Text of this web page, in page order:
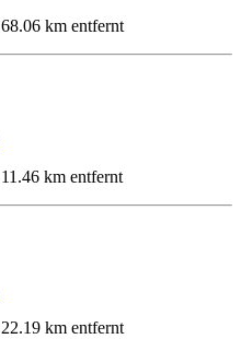
68.06 km entfernt
11.46 km entfernt
22.19 km entfernt